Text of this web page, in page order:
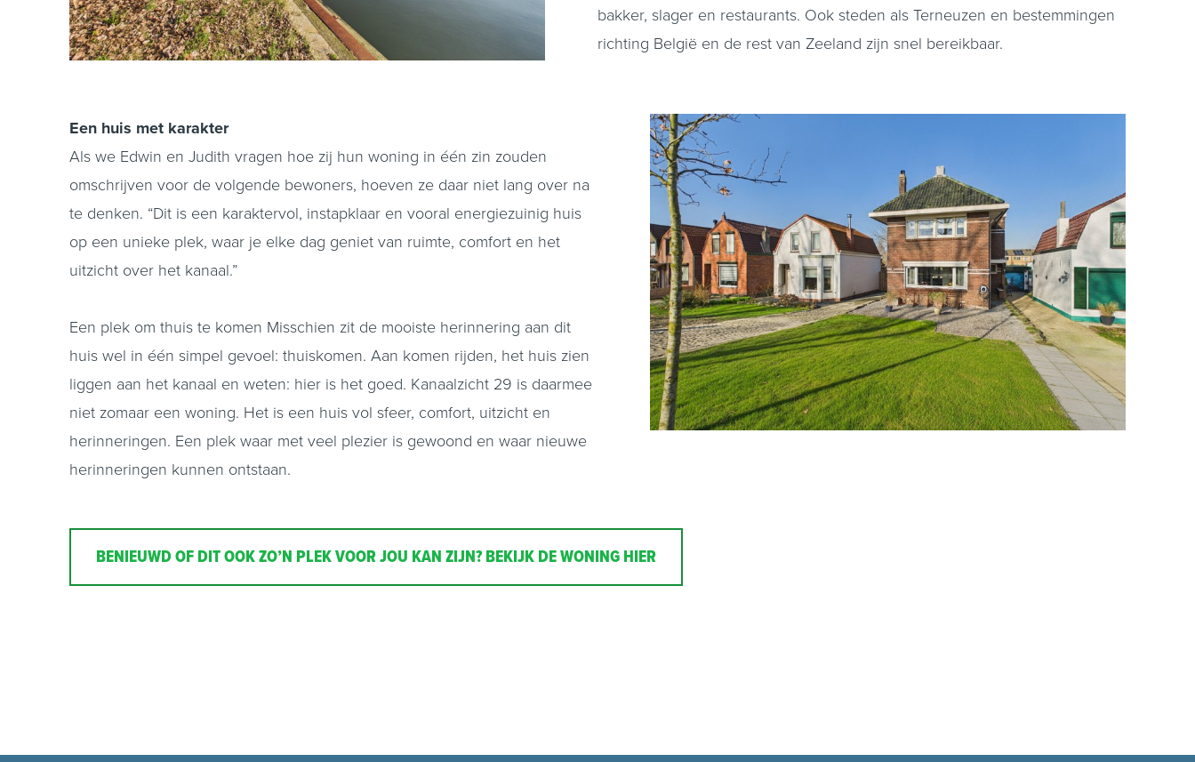
bakker, slager en restaurants. Ook steden als Terneuzen en bestemmingen
richting België en de rest van Zeeland zijn snel bereikbaar.
Een huis met karakter
Als we Edwin en Judith vragen hoe zij hun woning in één zin zouden
omschrijven voor de volgende bewoners, hoeven ze daar niet lang over na
te denken. “Dit is een karaktervol, instapklaar en vooral energiezuinig huis
op een unieke plek, waar je elke dag geniet van ruimte, comfort en het
uitzicht over het kanaal.”
Een plek om thuis te komen Misschien zit de mooiste herinnering aan dit
huis wel in één simpel gevoel: thuiskomen. Aan komen rijden, het huis zien
liggen aan het kanaal en weten: hier is het goed. Kanaalzicht 29 is daarmee
niet zomaar een woning. Het is een huis vol sfeer, comfort, uitzicht en
herinneringen. Een plek waar met veel plezier is gewoond en waar nieuwe
herinneringen kunnen ontstaan.
BENIEUWD OF DIT OOK ZO’N PLEK VOOR JOU KAN ZIJN? BEKIJK DE WONING HIER